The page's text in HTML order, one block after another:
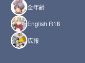
全年齢
English R18
広報